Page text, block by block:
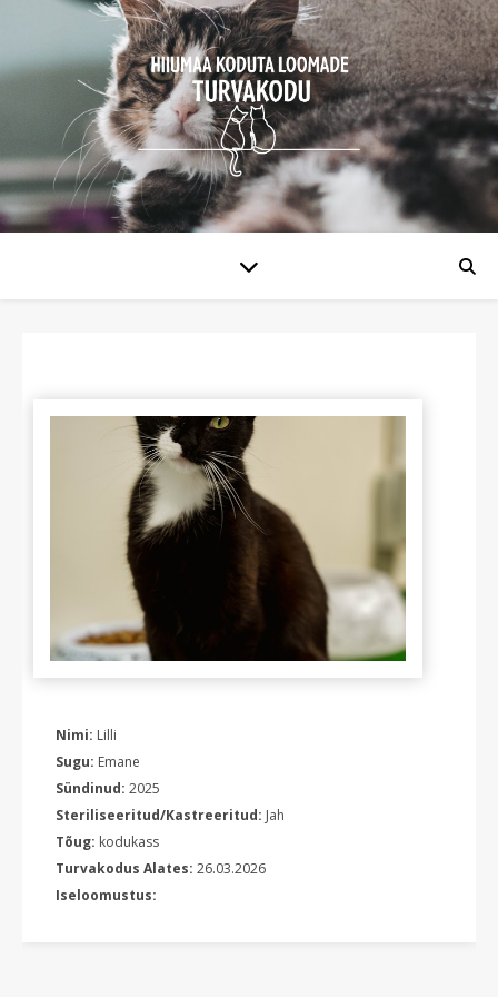
Nimi: Lilli
Sugu: Emane
Sündinud: 2025
Steriliseeritud/Kastreeritud: Jah
Tõug: kodukass
Turvakodus Alates: 26.03.2026
Iseloomustus: